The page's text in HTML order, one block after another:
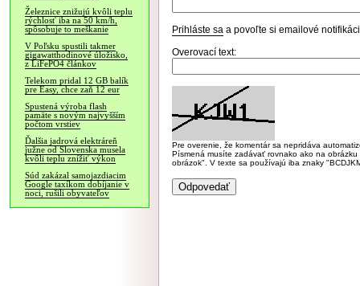
Železnice znižujú kvôli teplu
rýchlosť iba na 50 km/h,
spôsobuje to meškanie
V Poľsku spustili takmer
gigawatthodinové úložisko,
z LiFePO4 článkov
Telekom pridal 12 GB balík
pre Easy, chce zaň 12 eur
Spustená výroba flash
pamäte s novým najvyšším
počtom vrstiev
Ďalšia jadrová elektráreň
južne od Slovenska musela
kvôli teplu znížiť výkon
Súd zakázal samojazdiacim
Google taxíkom dobíjanie v
noci, rušili obyvateľov
Prihláste sa a povoľte si emailové
Overovací text:
Pre overenie, že komentár sa nepridáva
Písmená musíte zadávať rovnako ako na
obrázok". V texte sa používajú iba znaky